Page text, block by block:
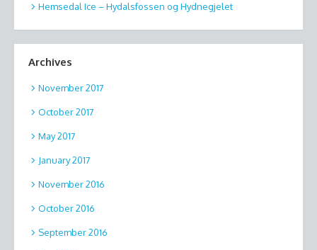
Hemsedal Ice – Hydalsfossen og Hydnegjelet
Archives
November 2017
October 2017
May 2017
January 2017
November 2016
October 2016
September 2016